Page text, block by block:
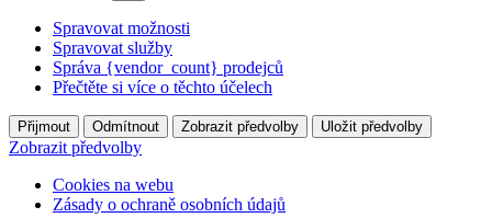
Spravovat možnosti
Spravovat služby
Správa {vendor_count} prodejců
Přečtěte si více o těchto účelech
Přijmout Odmítnout Zobrazit předvolby Uložit předvolby
Zobrazit předvolby
Cookies na webu
Zásady o ochraně osobních údajů